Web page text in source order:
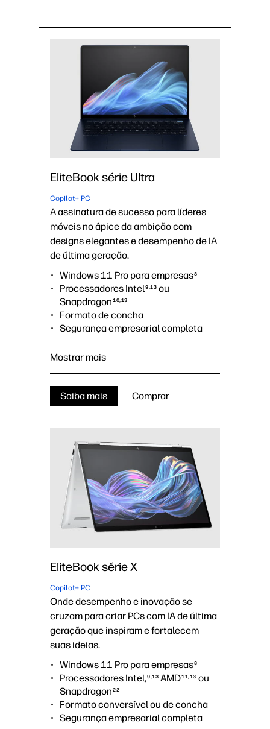
EliteBook série Ultra
Copilot+ PC
A assinatura de sucesso para líderes
móveis no ápice da ambição com
designs elegantes e desempenho de IA
de última geração.
Windows 11 Pro para empresas8
Processadores Intel 9,13 ou
Snapdragon 10,13
Formato de concha
Segurança empresarial completa
Tela de 14 pol. na diagonal
Mostrar mais
Saiba mais Comprar
EliteBook série X
Copilot+ PC
Onde desempenho e inovação se
cruzam para criar PCs com IA de última
geração que inspiram e fortalecem
suas ideias.
Windows 11 Pro para empresas8
Processadores Intel,9,13 AMD11,13 ou
Snapdragon 22
Formato conversível ou de concha
Segurança empresarial completa